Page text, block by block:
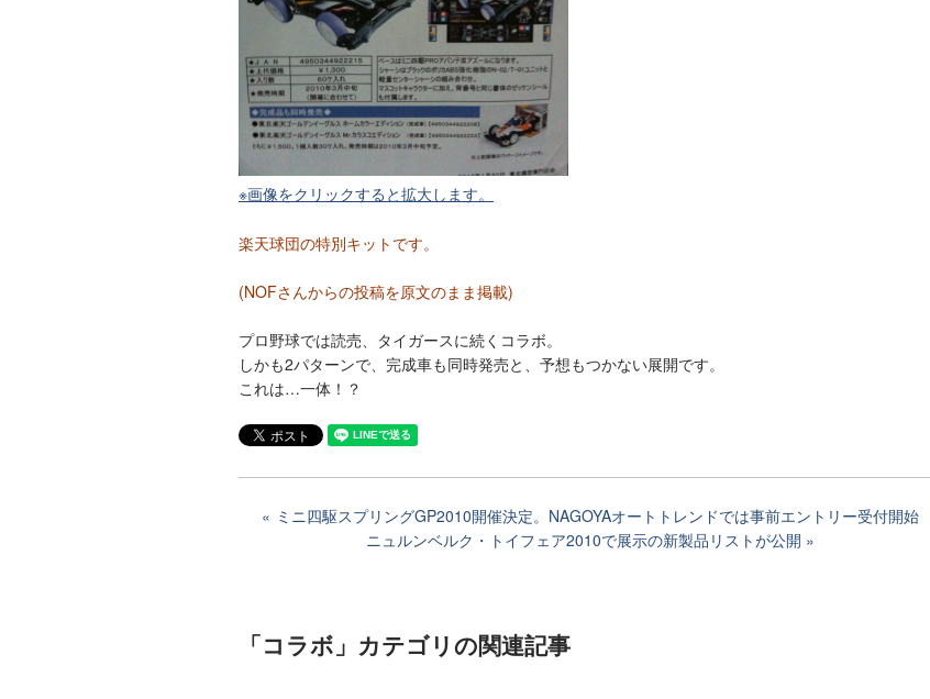
※画像をクリックすると拡大します。
楽天球団の特別キットです。
(NOFさんからの投稿を原文のまま掲載)
プロ野球では読売、タイガースに続くコラボ。
しかも2パターンで、完成車も同時発売と、予想もつかない展開です。
これは…一体！？
ミニ四駆スプリングGP2010開催決定。NAGOYAオートトレンドでは事前エントリー受付開始
ニュルンベルク・トイフェア2010で展示の新製品リストが公開
「コラボ」カテゴリの関連記事